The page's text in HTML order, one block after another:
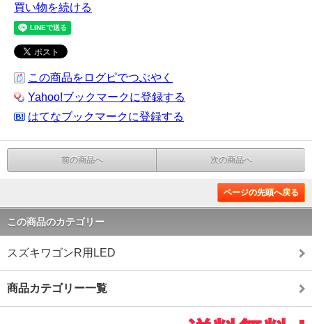
買い物を続ける
この商品をログピでつぶやく
Yahoo!ブックマークに登録する
はてなブックマークに登録する
前の商品へ 次の商品へ
ページの先頭へ戻る
この商品のカテゴリー
スズキワゴンR用LED
商品カテゴリー一覧